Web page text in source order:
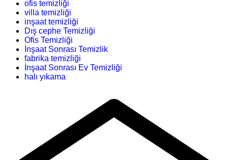
ofis temizliği
villa temizliği
inşaat temizliği
Dış cephe Temizliği
Ofis Temizliği
İnşaat Sonrası Temizlik
fabrika temizliği
İnşaat Sonrası Ev Temizliği
halı yıkama